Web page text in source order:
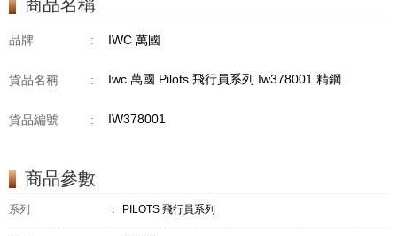
商品名稱
品牌 : IWC 萬國
貨品名稱 : Iwc 萬國 Pilots 飛行員系列 Iw378001 精鋼
貨品編號 : IW378001
商品參數
系列 ： PILOTS 飛行員系列